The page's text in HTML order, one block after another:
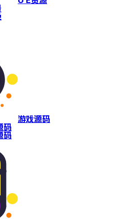
游戏源码
码
码